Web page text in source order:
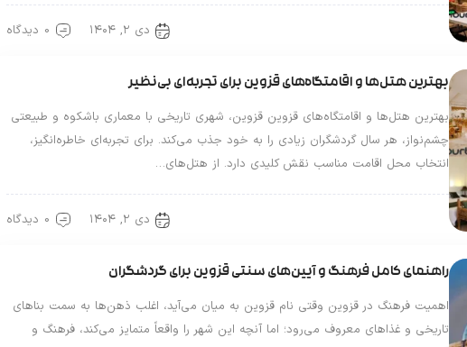
دی ۲, ۱۴۰۴ 0 دیدگاه
بهترین هتل‌ها و اقامتگاه‌های قزوین برای تجربه‌ای بی‌نظیر
بهترین هتل‌ها و اقامتگاه‌های قزوین قزوین، شهری تاریخی با معماری باشکوه و طبیعتی
چشم‌نواز، هر سال گردشگران زیادی را به خود جذب می‌کند. برای تجربه‌ای خاطره‌انگیز،
انتخاب محل اقامت مناسب نقش کلیدی دارد. از هتل‌های…
دی ۲, ۱۴۰۴ 0 دیدگاه
راهنمای کامل فرهنگ و آیین‌های سنتی قزوین برای گردشگران
اهمیت فرهنگ در قزوین وقتی نام قزوین به میان می‌آید، اغلب ذهن‌ها به سمت بناهای
تاریخی و غذاهای معروف می‌رود؛ اما آنچه این شهر را واقعاً متمایز می‌کند، فرهنگ و